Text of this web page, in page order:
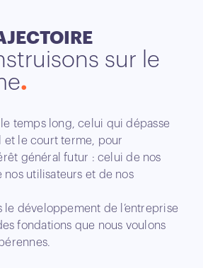
sur le
temps long, celui qui dépasse
et le court terme, pour
général futur : celui de nos
utilisateurs et de nos
le développement de l’entreprise
fondations que nous voulons